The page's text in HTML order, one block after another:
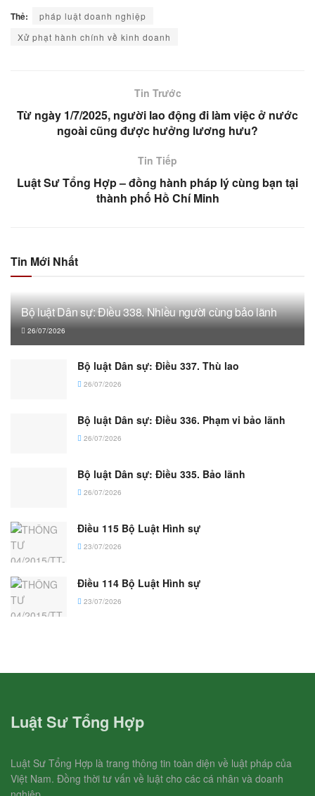
Thẻ:
pháp luật doanh nghiệp
Xử phạt hành chính về kinh doanh
Tin Trước
Từ ngày 1/7/2025, người lao động đi làm việc ở nước
ngoài cũng được hưởng lương hưu?
Tin Tiếp
Luật Sư Tổng Hợp – đồng hành pháp lý cùng bạn tại
thành phố Hồ Chí Minh
Tin Mới Nhất
Bộ luật Dân sự: Điều 338. Nhiều người cùng bảo lãnh
26/07/2026
Bộ luật Dân sự: Điều 337. Thù lao
26/07/2026
Bộ luật Dân sự: Điều 336. Phạm vi bảo lãnh
26/07/2026
Bộ luật Dân sự: Điều 335. Bảo lãnh
26/07/2026
Điều 115 Bộ Luật Hình sự
23/07/2026
Điều 114 Bộ Luật Hình sự
23/07/2026
Luật Sư Tổng Hợp
Luật Sư Tổng Hợp là trang thông tin toàn diện về luật pháp của
Việt Nam. Đồng thời tư vấn về luật cho các cá nhân và doanh